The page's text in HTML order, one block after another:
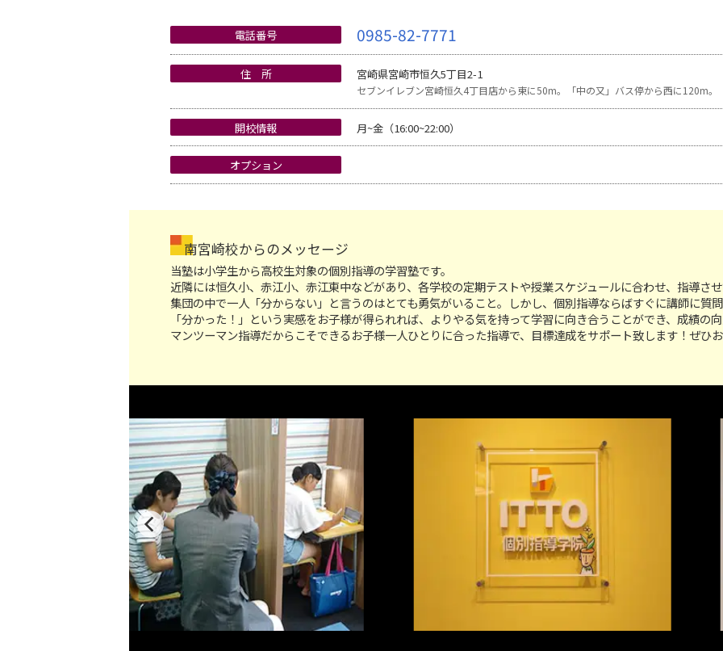
電話番号 0985-82-7771
住 所 宮崎県宮崎市恒久5丁目2-1
セブンイレブン宮崎恒久4丁目店から東に50m。「中の又」バス停から西に120m。
開校情報 月~金（16:00~22:00）
オプション
南宮崎校からのメッセージ
当塾は小学生から高校生対象の個別指導の学習塾です。
近隣には恒久小、赤江小、赤江東中などがあり、各学校の定期テストや授業スケジュールに合わせ、指導させ
集団の中で一人「分からない」と言うのはとても勇気がいること。しかし、個別指導ならばすぐに講師に質
「分かった！」という実感をお子様が得られれば、よりやる気を持って学習に向き合うことができ、成績の向
マンツーマン指導だからこそできるお子様一人ひとりに合った指導で、目標達成をサポート致します！ぜひ